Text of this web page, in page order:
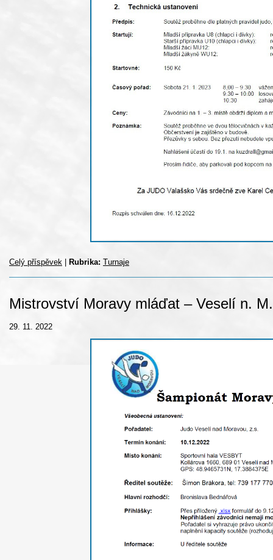
Celý příspěvek Rubrika: Turnaje
Mistrovství Moravy mláďat – Veselí n.
29. 11. 2022